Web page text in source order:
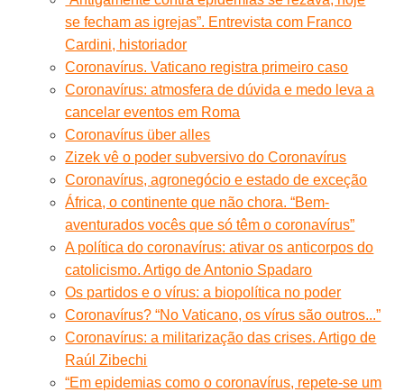
se fecham as igrejas”. Entrevista com Franco
Cardini, historiador
Coronavírus. Vaticano registra primeiro caso
Coronavírus: atmosfera de dúvida e medo leva a
cancelar eventos em Roma
Coronavírus über alles
Zizek vê o poder subversivo do Coronavírus
Coronavírus, agronegócio e estado de exceção
África, o continente que não chora. “Bem-
aventurados vocês que só têm o coronavírus”
A política do coronavírus: ativar os anticorpos do
catolicismo. Artigo de Antonio Spadaro
Os partidos e o vírus: a biopolítica no poder
Coronavírus? “No Vaticano, os vírus são outros...”
Coronavírus: a militarização das crises. Artigo de
Raúl Zibechi
“Em epidemias como o coronavírus, repete-se um